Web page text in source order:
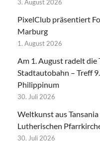
3. August 2026
PixelClub präsentiert
Marburg
1. August 2026
Am 1. August radelt
Stadtautobahn – Treff
Philippinum
30. Juli 2026
Weltkunst aus
Lutherischen
30. Juli 2026